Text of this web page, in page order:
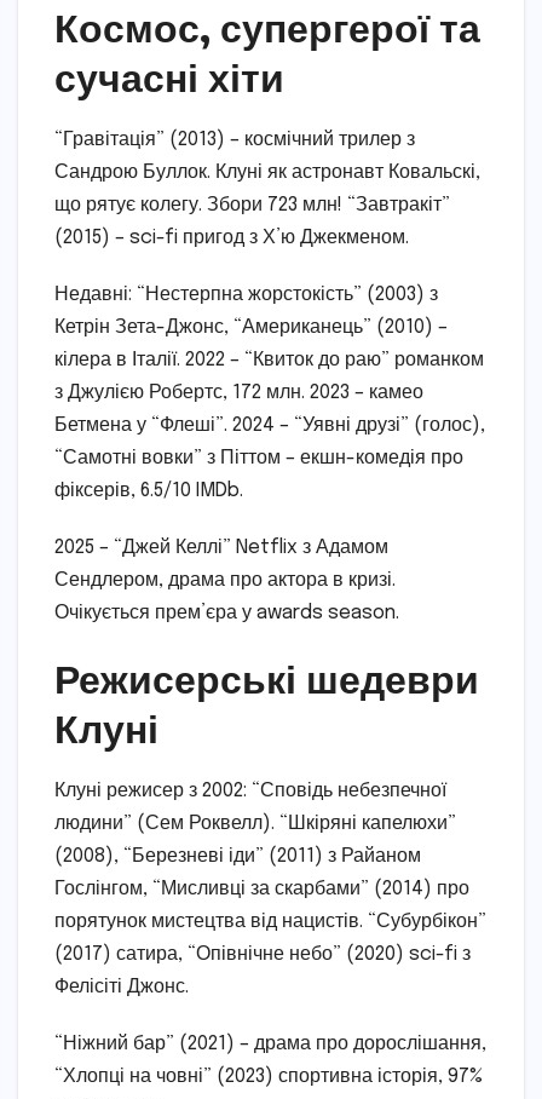
Космос, супергерої та
сучасні хіти
“Гравітація” (2013) – космічний трилер з
Сандрою Буллок. Клуні як астронавт Ковальскі,
що рятує колегу. Збори 723 млн! “Завтракіт”
(2015) – sci-fi пригод з Х’ю Джекменом.
Недавні: “Нестерпна жорстокість” (2003) з
Кетрін Зета-Джонс, “Американець” (2010) –
кілера в Італії. 2022 – “Квиток до раю” романком
з Джулією Робертс, 172 млн. 2023 – камео
Бетмена у “Флеші”. 2024 – “Уявні друзі” (голос),
“Самотні вовки” з Піттом – екшн-комедія про
фіксерів, 6.5/10 IMDb.
2025 – “Джей Келлі” Netflix з Адамом
Сендлером, драма про актора в кризі.
Очікується прем’єра у awards season.
Режисерські шедеври
Клуні
Клуні режисер з 2002: “Сповідь небезпечної
людини” (Сем Роквелл). “Шкіряні капелюхи”
(2008), “Березневі іди” (2011) з Райаном
Гослінгом, “Мисливці за скарбами” (2014) про
порятунок мистецтва від нацистів. “Субурбікон”
(2017) сатира, “Опівнічне небо” (2020) sci-fi з
Фелісіті Джонс.
“Ніжний бар” (2021) – драма про дорослішання,
“Хлопці на човні” (2023) спортивна історія, 97%